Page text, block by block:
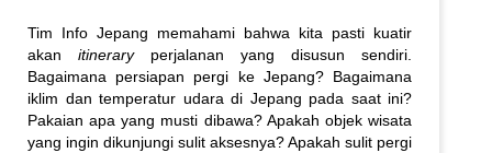
Tim Info Jepang memahami bahwa kita pasti kuatir
akan itineraryperjalanan yang disusun sendiri.
Bagaimana persiapan pergi ke Jepang? Bagaimana
iklim dan temperatur udara di Jepang pada saat ini?
Pakaian apa yang musti dibawa? Apakah objek wisata
yang ingin dikunjungi sulit aksesnya? Apakah sulit pergi